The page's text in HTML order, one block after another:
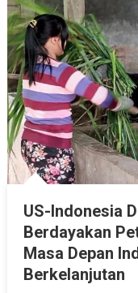
US-Indonesia
Berdayakan
Masa Depan
Berkelanjutan